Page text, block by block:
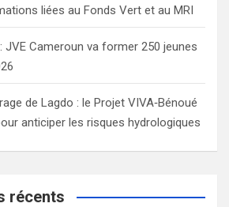
liées au Fonds Vert et au MRI
JVE Cameroun va former 250 jeunes
de Lagdo : le Projet VIVA‑Bénoué
anticiper les risques hydrologiques
récents